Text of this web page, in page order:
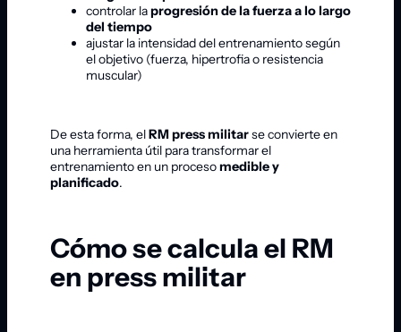
controlar laprogresión de la fuerza a lo largo
del tiempo
ajustar la intensidad del entrenamiento según
el objetivo (fuerza, hipertrofia o resistencia
muscular)
De esta forma, elRM press militarse convierte en
una herramienta útil para transformar el
entrenamiento en un procesomedible y
planificado.
Cómo se calcula el RM
en press militar